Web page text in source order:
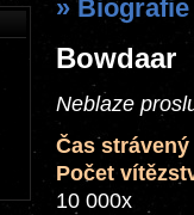
»
Bowdaar
Neblaze
Čas
Počet
10 000x